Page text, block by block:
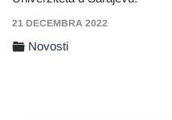
21 DECEMBRA 2022
Novosti